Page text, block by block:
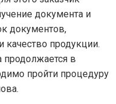
документа и
документов,
продукции.
в
пройти процедуру